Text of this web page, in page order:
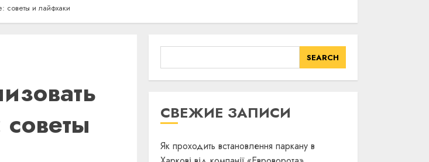
советы и лайфхаки
SEARCH
СВЕЖИЕ ЗАПИСИ
Як проходить встановлення паркану в